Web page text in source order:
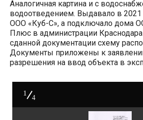
Аналогичная картина и с
водоотведением. Выдавало в 2021
ООО «Куб-С», а подключало дома
Плюс в администрации
сданной документации схему
Документы приложены к
разрешения на ввод объекта в
1
4